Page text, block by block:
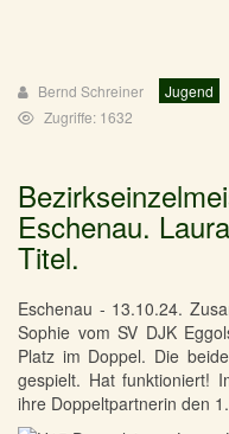
Bernd Schreiner Jugend
Zugriffe: 1632
Eschenau.
Titel.
Eschenau - 13.10.24.
Sophie vom SV DJK
Platz im Doppel. Die
gespielt. Hat funktioniert!
ihre Doppeltpartnerin den